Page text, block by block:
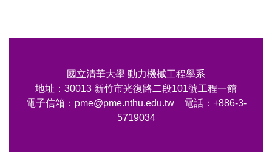
國立清華大學 動力機械工程學系
地址：30013 新竹市光復路二段101號工程一館
電子信箱：pme@pme.nthu.edu.tw 電話：+886-3-
5719034